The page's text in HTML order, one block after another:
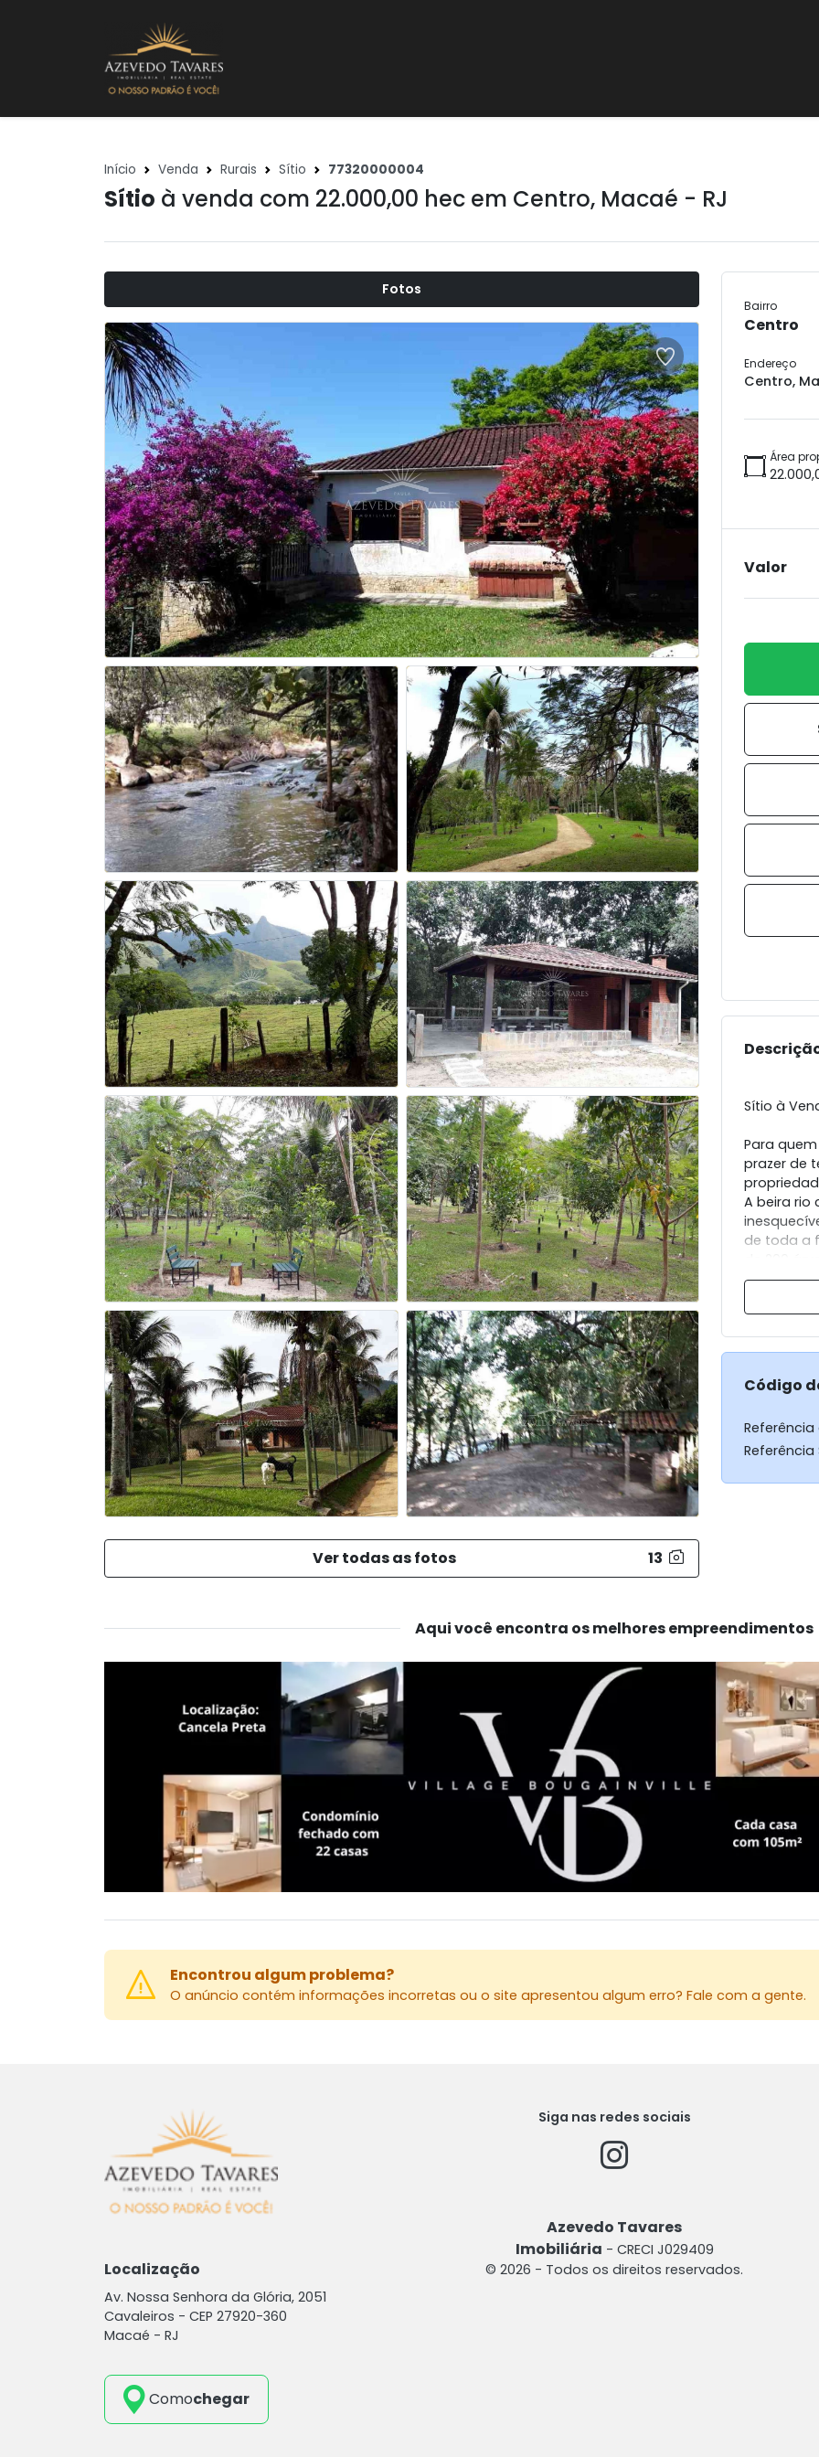
Início Venda Rurais Sítio 77320000004
Sítio à venda com 22.000,00 hec em Centro, Macaé - RJ
Fotos
Ver todas as fotos 13
Bairro
Centro
Endereço
Centro,
Área
Valor
Sítio à
Para
prazer de
A beira rio
de toda a
carinho
Venha
contato e
Sítio de
futevôlei/
arvores.
Código
Referência
Aqui você encontra os melhores empreendimentos
Encontrou algum problema?
O anúncio contém informações incorretas ou o site apresentou algum erro? Fale com a gente.
Localização
Av. Nossa Senhora da Glória, 2051
Cavaleiros - CEP 27920-360
Macaé - RJ
Comochegar
Siga nas redes sociais
Azevedo Tavares
Imobiliária - CRECI J029409
© 2026 - Todos os direitos reservados.